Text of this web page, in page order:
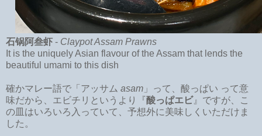
石锅阿叁虾 - Claypot Assam Prawns
It is the uniquely Asian flavour of the Assam that lends the
beautiful umami to this dish
確かマレー語で「アッサム asam 」って、酸っぱい って意
味だから、エビチリというより『酸っぱエビ』ですが、こ
の皿はいろいろ入っていて、予想外に美味しくいただけま
した。